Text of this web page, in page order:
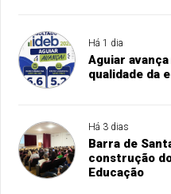
Há 1 dia
Aguiar
qualidade da
Há 3 dias
Barra de
construção
Educação